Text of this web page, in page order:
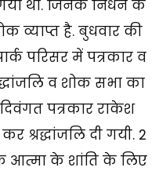
था. जिनके निधन के
व्याप्त है. बुधवार की
परिसर में पत्रकार व
व शोक सभा का
पत्रकार राकेश
श्रद्धांजलि दी गयी. 2
के शांति के लिए